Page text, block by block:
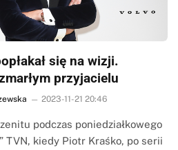
się na wizji.
przyjacielu
2023-11-21 20:46
podczas poniedziałkowego
TVN, kiedy Piotr Kraśko, po serii